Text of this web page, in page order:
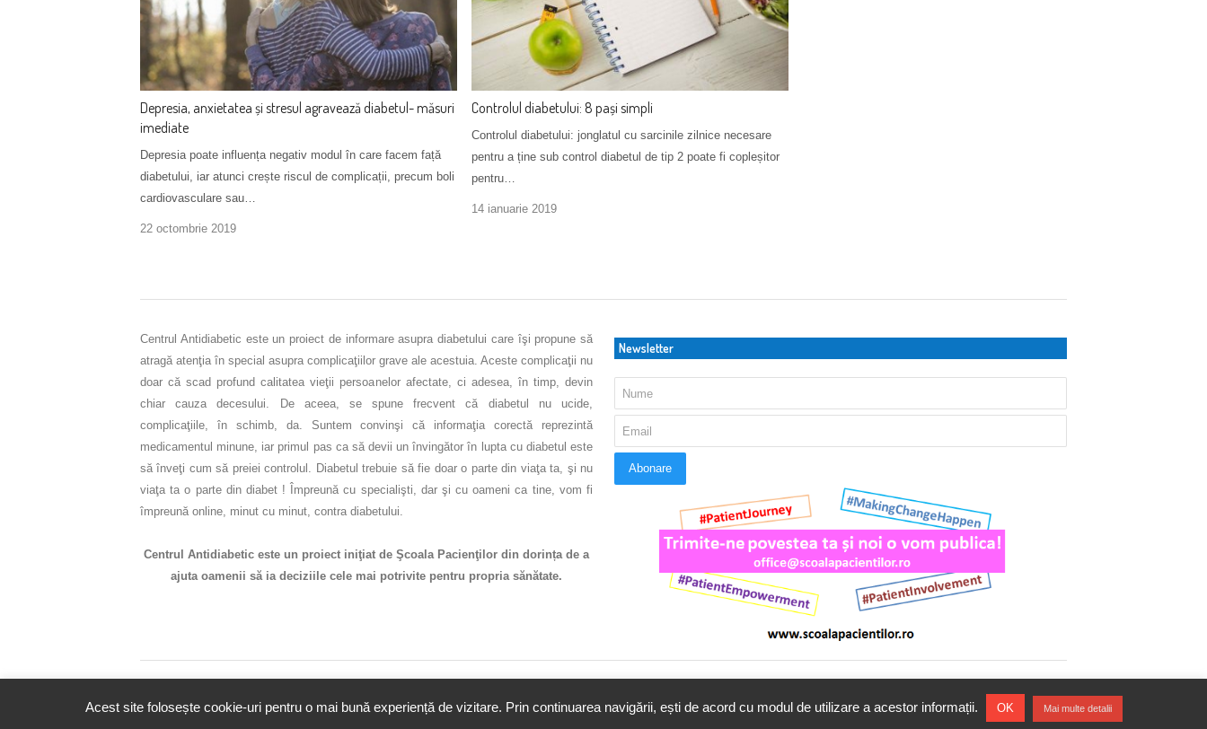
Depresia, anxietatea și stresul agravează diabetul- măsuri
imediate
Depresia poate influența negativ modul în care facem față
diabetului, iar atunci crește riscul de complicații, precum boli
cardiovasculare sau…
22 octombrie 2019
Controlul diabetului: 8 pași simpli
Controlul diabetului: jonglatul cu sarcinile zilnice necesare
pentru a ține sub control diabetul de tip 2 poate fi copleșitor
pentru…
14 ianuarie 2019
Centrul Antidiabetic este un proiect de informare asupra diabetului care îşi propune să
atragă atenţia în special asupra complicaţiilor grave ale acestuia. Aceste complicaţii nu
doar că scad profund calitatea vieţii persoanelor afectate, ci adesea, în timp, devin
chiar cauza decesului. De aceea, se spune frecvent că diabetul nu ucide,
complicaţiile, în schimb, da. Suntem convinşi că informaţia corectă reprezintă
medicamentul minune, iar primul pas ca să devii un învingător în lupta cu diabetul este
să înveţi cum să preiei controlul. Diabetul trebuie să fie doar o parte din viaţa ta, şi nu
viaţa ta o parte din diabet ! Împreună cu specialişti, dar şi cu oameni ca tine, vom fi
împreună online, minut cu minut, contra diabetului.
Centrul Antidiabetic este un proiect iniţiat de Şcoala Pacienţilor din dorința de a
ajuta oamenii să ia deciziile cele mai potrivite pentru propria sănătate.
Newsletter
rezervate.
Acest site folosește cookie-uri pentru o mai bună experiență de vizitare. Prin continuarea navigării, ești de acord cu modul de utilizare a acestor informații. OK Mai multe detalii